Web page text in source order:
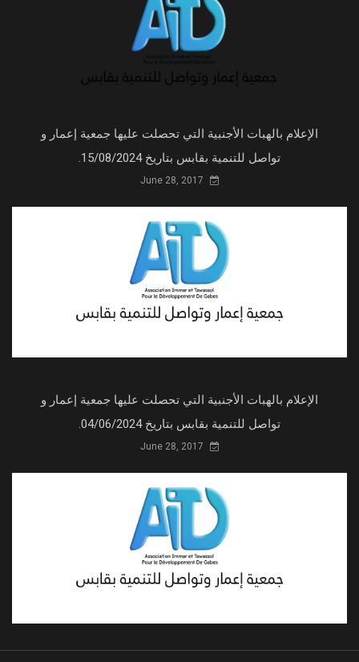
الإعلام بالهبات الأجنبية التي تحصلت عليها جمعية إعمار و
تواصل للتنمية بقابس بتاريخ 15/08/2024.
الإعلام بالهبات الأجنبية التي تحصلت عليها جمعية إعمار و
تواصل للتنمية بقابس بتاريخ 04/06/2024.